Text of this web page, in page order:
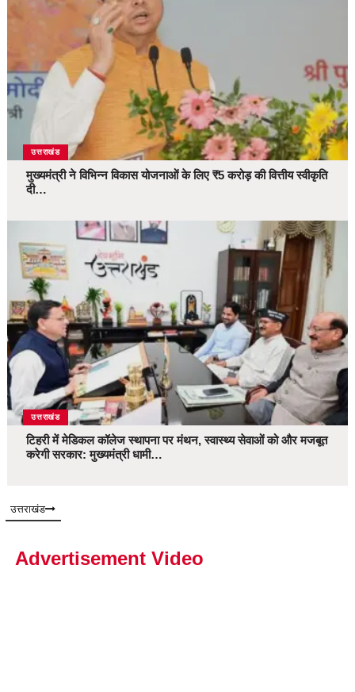
उत्तराखंड
मुख्यमंत्री ने विभिन्न विकास योजनाओं के लिए ₹5 करोड़ की वित्तीय स्वीकृति
दी…
उत्तराखंड
टिहरी में मेडिकल कॉलेज स्थापना पर मंथन, स्वास्थ्य सेवाओं को और मजबूत
करेगी सरकार: मुख्यमंत्री धामी…
उत्तराखंड
Advertisement Video